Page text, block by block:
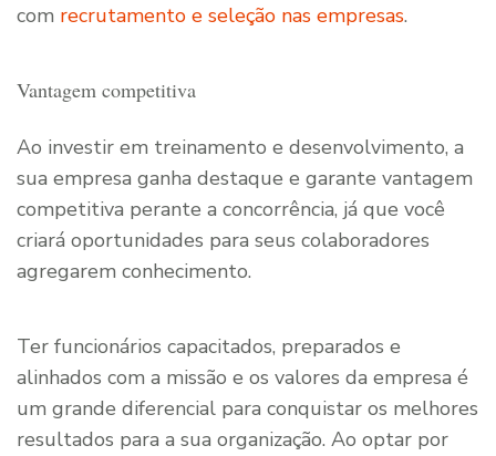
com recrutamento e seleção nas empresas.
Vantagem competitiva
Ao investir em treinamento e desenvolvimento, a
sua empresa ganha destaque e garante vantagem
competitiva perante a concorrência, já que você
criará oportunidades para seus colaboradores
agregarem conhecimento.
Ter funcionários capacitados, preparados e
alinhados com a missão e os valores da empresa é
um grande diferencial para conquistar os melhores
resultados para a sua organização. Ao optar por